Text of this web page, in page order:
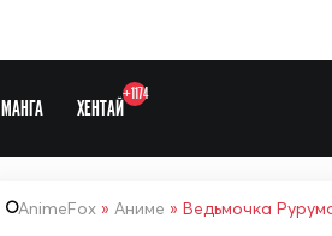
МАНГА ХЕНТАЙ
+1174
AnimeFox » Аниме » Ведьмочка